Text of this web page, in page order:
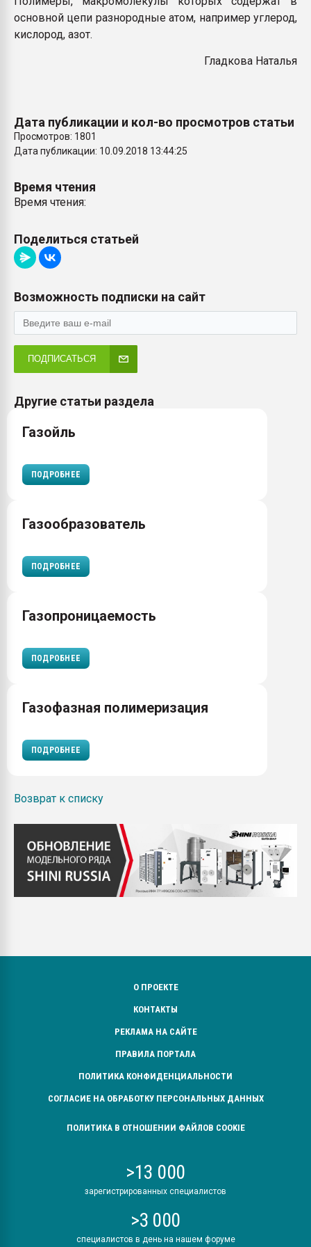
бутылок
ПЕРЕЙТИ НА
основной цепи разнородные атом, например углерод,
кислород, азот.
Гладкова Наталья
Дата публикации и кол-во просмотров статьи
Просмотров: 1801
Дата публикации: 10.09.2018 13:44:25
Время чтения
Время чтения:
Поделиться статьей
Возможность подписки на сайт
ПОДПИСАТЬСЯ
Другие статьи раздела
Газойль
ПОДРОБНЕЕ
Газообразователь
ПОДРОБНЕЕ
Газопроницаемость
ПОДРОБНЕЕ
Газофазная полимеризация
ПОДРОБНЕЕ
Возврат к списку
О ПРОЕКТЕ
КОНТАКТЫ
РЕКЛАМА НА САЙТЕ
ПРАВИЛА ПОРТАЛА
ПОЛИТИКА КОНФИДЕНЦИАЛЬНОСТИ
СОГЛАСИЕ НА ОБРАБОТКУ ПЕРСОНАЛЬНЫХ ДАННЫХ
ПОЛИТИКА В ОТНОШЕНИИ ФАЙЛОВ COOKIE
>13 000
зарегистрированных специалистов
>3 000
специалистов в день на нашем форуме